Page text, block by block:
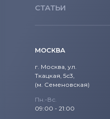
СТАТЬИ
МОСКВА
г. Москва, ул.
Ткацкая, 5с3,
(м. Семеновская)
Пн.-Вс.
09:00 - 21:00